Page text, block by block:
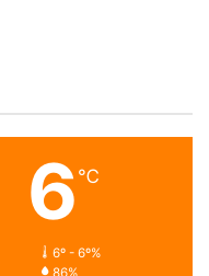
6 ℃
6º - 6º%
86%